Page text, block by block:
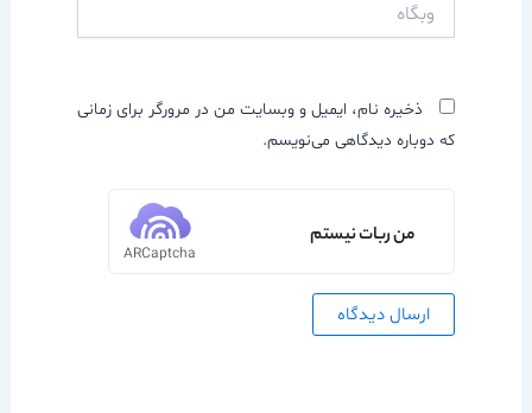
ذخیره نام، ایمیل و وبسایت من در مرورگر برای زمانی
که دوباره دیدگاهی می‌نویسم.
من ربات نیستم
ARCaptcha